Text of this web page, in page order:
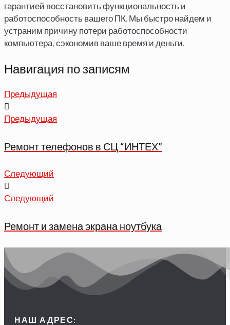
гарантией восстановить функциональность и
работоспособность вашего ПК. Мы быстро найдем и
устраним причину потери работоспособности
компьютера, сэкономив ваше время и деньги.
Навигация по записям
Предыдущая
Предыдущая
Ремонт телефонов в СЦ “ИНТЕХ”
Следующий
Следующий
Ремонт и замена экрана ноутбука
НАШ АДРЕС: